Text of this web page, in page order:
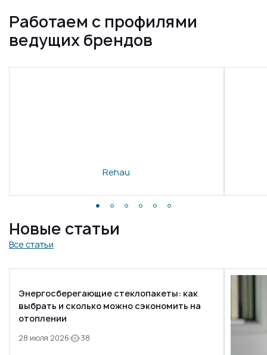
Работаем с профилями
ведущих брендов
Rehau
Новые статьи
Все статьи
Энергосберегающие стеклопакеты: как
выбрать и сколько можно сэкономить на
отоплении
28 июля 2026 38